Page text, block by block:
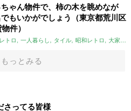
ゃん物件で、柿の木を眺めなが
もいかがでしょう（東京都荒川区
件）
レトロ 一人暮らし タイル 昭和レトロ 大家女子
もっとみる
さってる皆様